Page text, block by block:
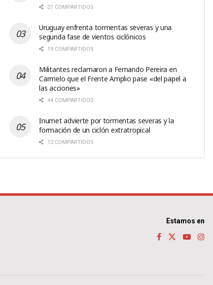
21 COMPARTIDOS
Uruguay enfrenta tormentas severas y una
segunda fase de vientos ciclónicos
19 COMPARTIDOS
Militantes reclamaron a Fernando Pereira en
Carmelo que el Frente Amplio pase «del papel a
las acciones»
44 COMPARTIDOS
Inumet advierte por tormentas severas y la
formación de un ciclón extratropical
12 COMPARTIDOS
Estamos en